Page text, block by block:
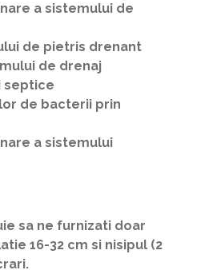
a sistemului de
de pietris drenant
de drenaj
septice
de bacterii prin
a sistemului
sa ne furnizati doar
16-32 cm si nisipul (2